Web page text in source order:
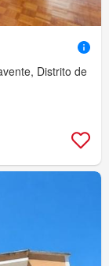
Distrito de